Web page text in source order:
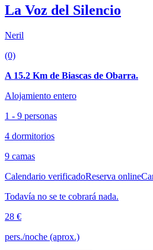
La Voz del Silencio
Neril
(0)
A 15.2 Km de Biascas de Obarra.
Alojamiento entero
1 - 9 personas
4 dormitorios
9 camas
Calendario verificadoReserva online
Todavía no se te cobrará nada.
28 €
pers./noche (aprox.)